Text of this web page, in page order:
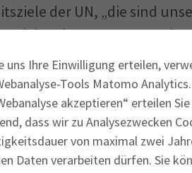
uns Ihre Einwilligung erteilen,
Tools Matomo
akzeptieren“ erteilen
dass wir zu Analysezwecken
von maximal zwei
Daten verarbeiten dürfen. Sie
der UN, „die sind
der Firmenname?
tödlich sein.
im Kern etwas
auf einen